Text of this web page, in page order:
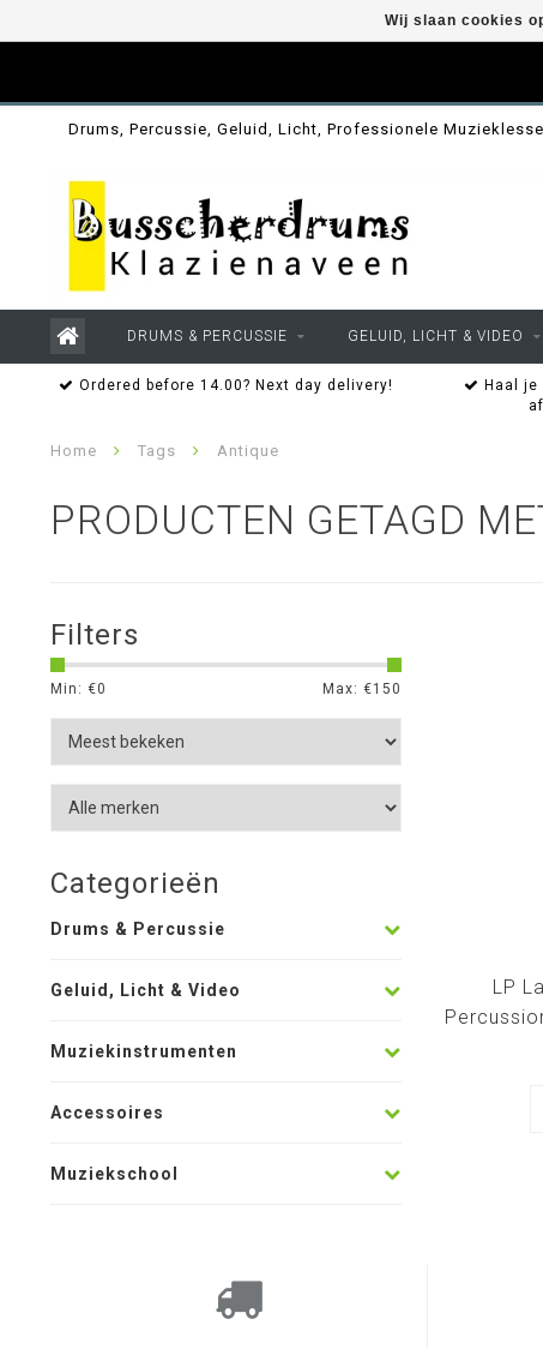
Drums, Percussie, Geluid, Licht, Professionele
DRUMS & PERCUSSIE GELUID, LICHT & VIDEO
Ordered before 14.00? Next day delivery!
Haal
Home Tags Antique
PRODUCTEN GETAGD
Filters
Min: €0 Max: €150
Categorieën
Drums & Percussie
Geluid, Licht & Video
Muziekinstrumenten
Accessoires
Muziekschool
LP
Wij slaan cookies